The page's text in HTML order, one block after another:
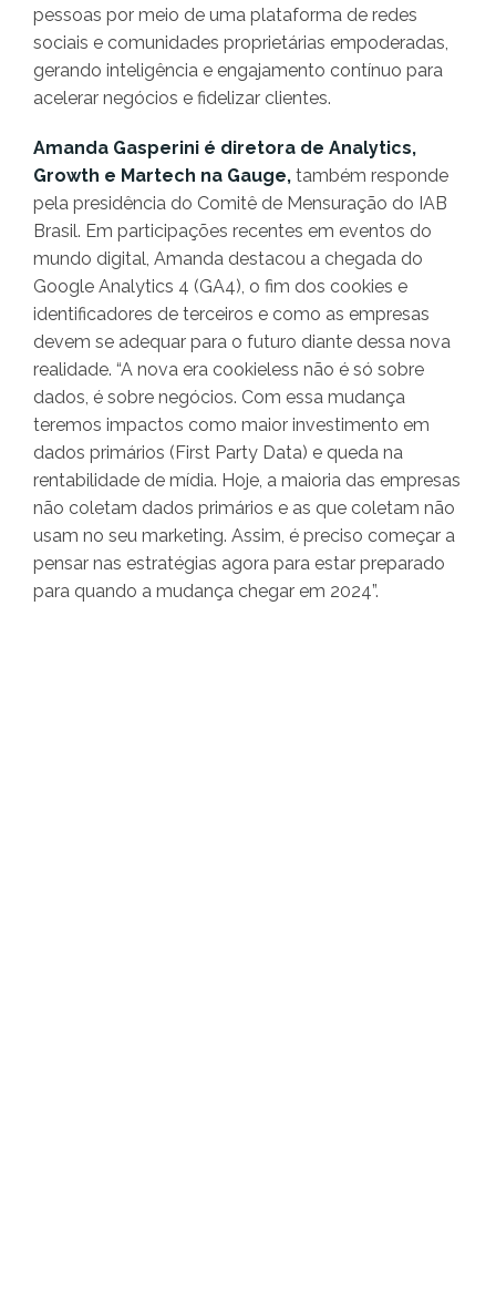
pessoas por meio de uma plataforma de redes
sociais e comunidades proprietárias empoderadas,
gerando inteligência e engajamento contínuo para
acelerar negócios e fidelizar clientes.
Amanda Gasperini é diretora de Analytics,
Growth e Martech na Gauge, também responde
pela presidência do Comitê de Mensuração do IAB
Brasil. Em participações recentes em eventos do
mundo digital, Amanda destacou a chegada do
Google Analytics 4 (GA4), o fim dos cookies e
identificadores de terceiros e como as empresas
devem se adequar para o futuro diante dessa nova
realidade. “A nova era cookieless não é só sobre
dados, é sobre negócios. Com essa mudança
teremos impactos como maior investimento em
dados primários (First Party Data) e queda na
rentabilidade de mídia. Hoje, a maioria das empresas
não coletam dados primários e as que coletam não
usam no seu marketing. Assim, é preciso começar a
pensar nas estratégias agora para estar preparado
para quando a mudança chegar em 2024”.